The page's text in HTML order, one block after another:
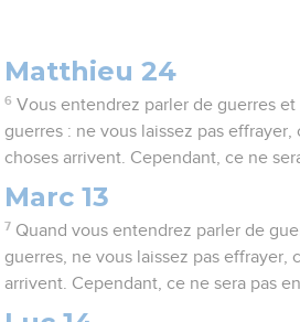
Matthieu 24
6 Vous entendrez parler de guerres et
guerres : ne vous laissez pas
choses arrivent. Cependant, ce ne
Marc 13
7 Quand vous entendrez parler de
guerres, ne vous laissez pas effrayer,
arrivent. Cependant, ce ne sera pas